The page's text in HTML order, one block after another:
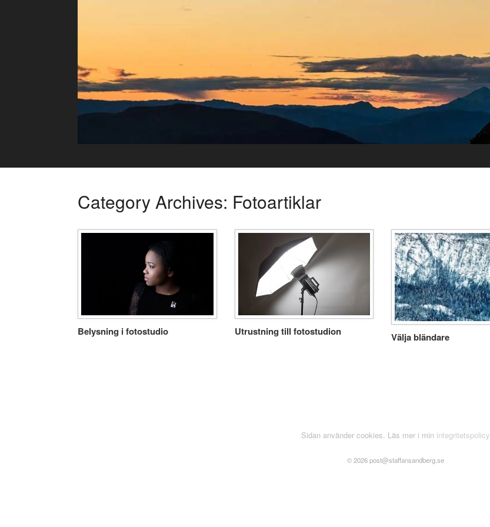
Category Archives: Fotoartiklar
Belysning i fotostudio Utrustning till fotostudion Välja bländare
Sidan använder cookies. Läs mer i min integritetspolicy
© 2026 post@staffansandberg.se